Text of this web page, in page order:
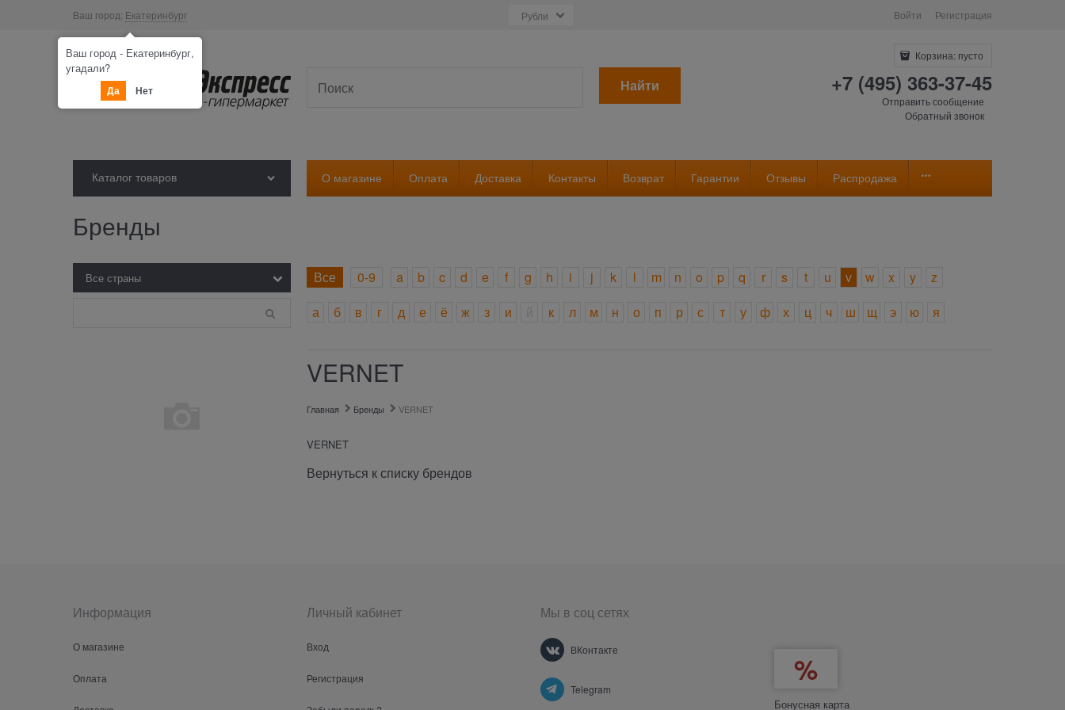
Ваш город: Екатеринбург Войти Регистрация
Найти
Корзина: пусто
+7 (495) 363-37-45
Отправить сообщение
Обратный звонок
Каталог товаров О магазине Оплата Доставка Контакты Возврат Гарантии Отзывы Распродажа
Бренды
Все 0-9 a b c d e f g h i j k l m n o p q r s t u v w x y
z
а
б в г д е ё ж з и к л м н о п р с т у ф х ц ч ш щ э ю я
VERNET
Главная Бренды VERNET
VERNET
Вернуться к списку брендов
Информация
О магазине
Оплата
Личный кабинет
Вход
Регистрация
Мы в соц сетях
ВКонтакте
Telegram
Бонусная карта
Ваш город - Екатеринбург,
угадали?
Да Нет